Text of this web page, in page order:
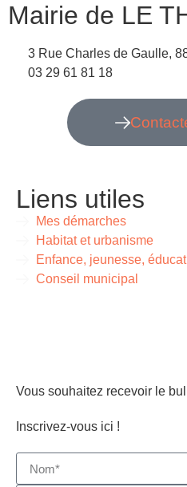
Mairie de LE
3 Rue Charles de Gaulle,
03 29 61 81 18
Liens utiles
Mes démarches
Habitat et urbanisme
Enfance, jeunesse,
Conseil municipal
Vous souhaitez recevoir le
Inscrivez-vous ici !